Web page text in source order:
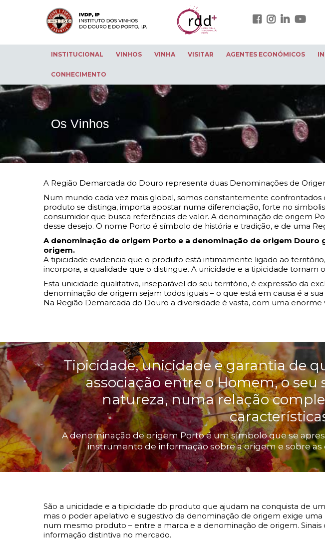
INSTITUCIONAL VINHOS VINHA VISITAR AGENTES ECONÓMICOS
CONHECIMENTO
Os Vinhos
A Região Demarcada do Douro representa duas Denominações de
Num mundo cada vez mais global, somos constantemente confrontados
produto se distinga, importa apostar numa diferenciação, forte no
consumidor que busca referências de valor. A denominação de origem
desse desejo. O nome Porto é símbolo de história e tradição, e de uma
A denominação de origem Porto e a denominação de origem
origem.
A tipicidade evidencia que o produto está intimamente ligado ao
incorpora, a qualidade que o distingue. A unicidade e a tipicidade
Esta unicidade qualitativa, inseparável do seu território, é expressão da
denominação de origem sejam todos iguais – o que está em causa é a
Na Região Demarcada do Douro a diversidade é vasta, com uma
Tipicidade, unicidade e garantia de
associação entre o Homem, o
natureza, numa relação
A denominação de origem Porto é um símbolo que se
instrumento de informação sobre a origem e sobre
São a unicidade e a tipicidade do produto que ajudam na conquista de
mas o poder apelativo e sugestivo da denominação de origem exige
num mesmo produto – entre a marca e a denominação de origem.
informação distintiva no mercado.